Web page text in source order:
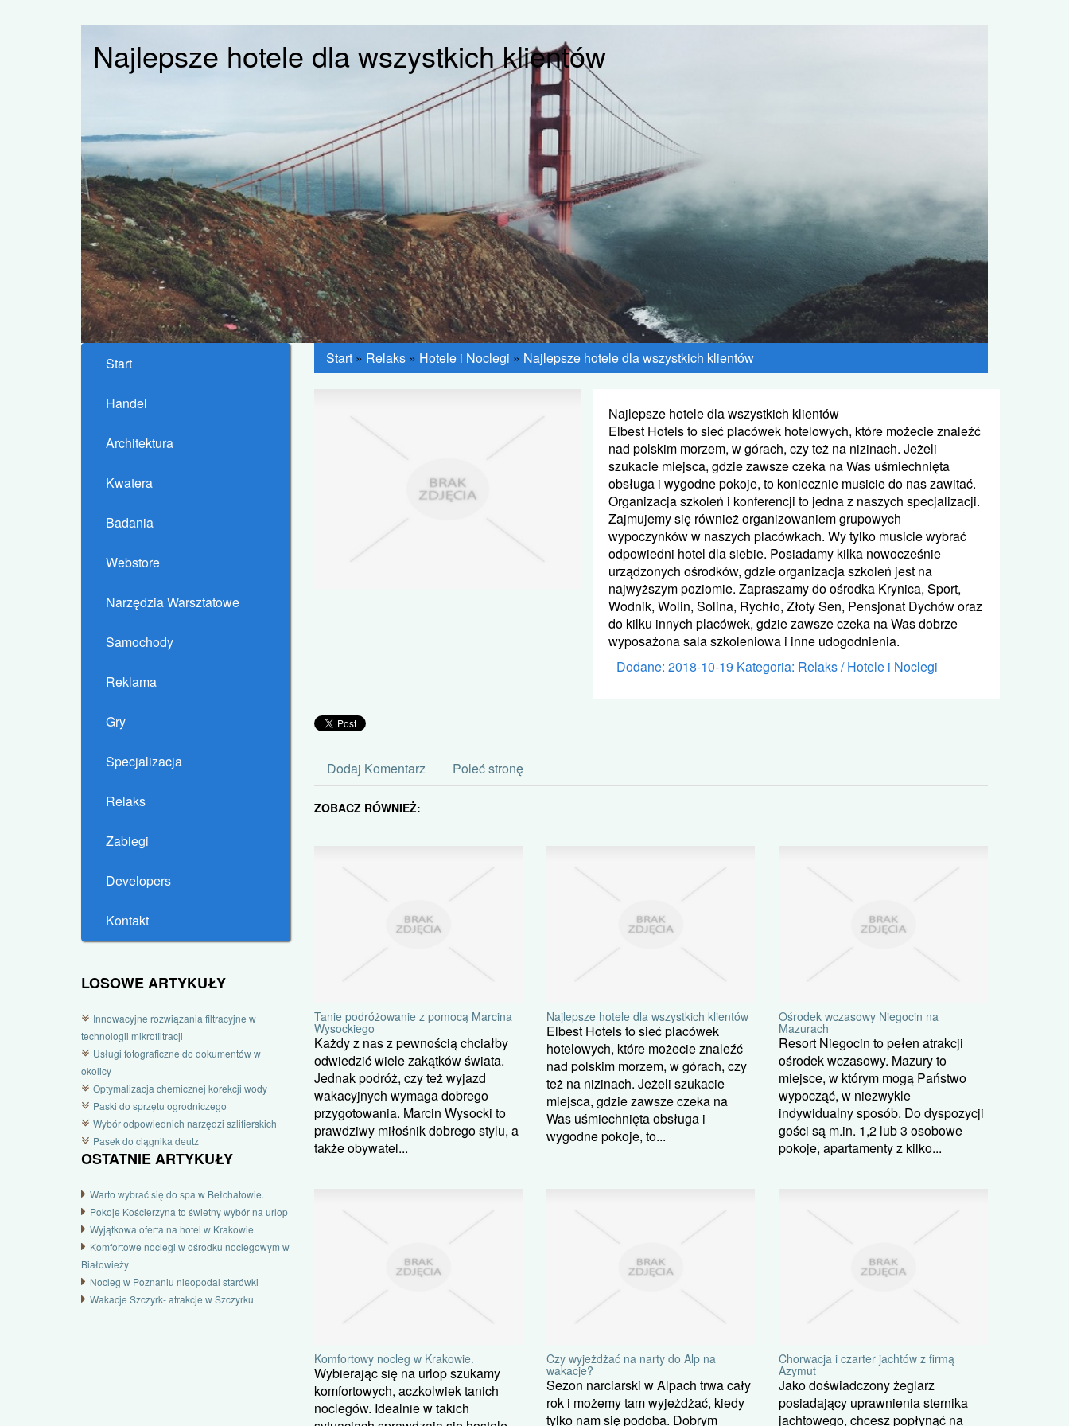
Najlepsze hotele dla wszystkich klientów
Start
Handel
Architektura
Kwatera
Badania
Webstore
Narzędzia Warsztatowe
Samochody
Reklama
Gry
Specjalizacja
Relaks
Zabiegi
Developers
Kontakt
LOSOWE ARTYKUŁY
Innowacyjne rozwiązania filtracyjne w
technologii mikrofiltracji
Usługi fotograficzne do dokumentów w
okolicy
Optymalizacja chemicznej korekcji wody
Paski do sprzętu ogrodniczego
Wybór odpowiednich narzędzi szlifierskich
Pasek do ciągnika deutz
OSTATNIE ARTYKUŁY
Warto wybrać się do spa w Bełchatowie.
Pokoje Kościerzyna to świetny wybór na urlop
Wyjątkowa oferta na hotel w Krakowie
Komfortowe noclegi w ośrodku noclegowym w
Białowieży
Nocleg w Poznaniu nieopodal starówki
Wakacje Szczyrk- atrakcje w Szczyrku
Start» Relaks» Hotele i Noclegi » Najlepsze hotele dla wszystkich klientów
Najlepsze hotele dla wszystkich klientów
Elbest Hotels to sieć placówek hotelowych, które możecie znaleźć
nad polskim morzem, w górach, czy też na nizinach. Jeżeli
szukacie miejsca, gdzie zawsze czeka na Was uśmiechnięta
obsługa i wygodne pokoje, to koniecznie musicie do nas zawitać.
Organizacja szkoleń i konferencji to jedna z naszych specjalizacji.
Zajmujemy się również organizowaniem grupowych
wypoczynków w naszych placówkach. Wy tylko musicie wybrać
odpowiedni hotel dla siebie. Posiadamy kilka nowocześnie
urządzonych ośrodków, gdzie organizacja szkoleń jest na
najwyższym poziomie. Zapraszamy do ośrodka Krynica, Sport,
Wodnik, Wolin, Solina, Rychło, Złoty Sen, Pensjonat Dychów oraz
do kilku innych placówek, gdzie zawsze czeka na Was dobrze
wyposażona sala szkoleniowa i inne udogodnienia.
Dodane: 2018-10-19 Kategoria: Relaks / Hotele i Noclegi
Dodaj Komentarz Poleć stronę
ZOBACZ RÓWNIEŻ:
Tanie podróżowanie z pomocą Marcina
Wysockiego
Każdy z nas z pewnością chciałby
odwiedzić wiele zakątków świata.
Jednak podróż, czy też wyjazd
wakacyjnych wymaga dobrego
przygotowania. Marcin Wysocki to
prawdziwy miłośnik dobrego stylu, a
także obywatel...
Najlepsze hotele dla wszystkich klientów
Elbest Hotels to sieć placówek
hotelowych, które możecie znaleźć
nad polskim morzem, w górach, czy
też na nizinach. Jeżeli szukacie
miejsca, gdzie zawsze czeka na
Was uśmiechnięta obsługa i
wygodne pokoje, to...
Ośrodek wczasowy Niegocin na
Mazurach
Resort Niegocin to pełen atrakcji
ośrodek wczasowy. Mazury to
miejsce, w którym mogą Państwo
wypocząć, w niezwykle
indywidualny sposób. Do dyspozycji
gości są m.in. 1,2 lub 3 osobowe
pokoje, apartamenty z kilko...
Komfortowy nocleg w Krakowie.
Wybierając się na urlop szukamy
komfortowych, aczkolwiek tanich
noclegów. Idealnie w takich
Czy wyjeżdżać na narty do Alp na
wakacje?
Sezon narciarski w Alpach trwa cały
rok i możemy tam wyjeżdżać, kiedy
tylko nam się podoba. Dobrym
Chorwacja i czarter jachtów z firmą
Azymut
Jako doświadczony żeglarz
posiadający uprawnienia sternika
jachtowego, chcesz popłynąć na